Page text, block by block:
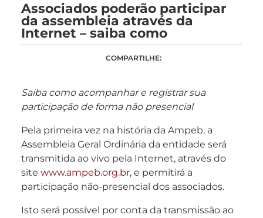
Associados poderão participar
da assembleia através da
Internet – saiba como
COMPARTILHE:
Saiba como acompanhar e registrar sua
participação de forma não presencial
Pela primeira vez na história da Ampeb, a
Assembleia Geral Ordinária da entidade será
transmitida ao vivo pela Internet, através do
site www.ampeb.org.br, e permitirá a
participação não-presencial dos associados.
Isto será possível por conta da transmissão ao